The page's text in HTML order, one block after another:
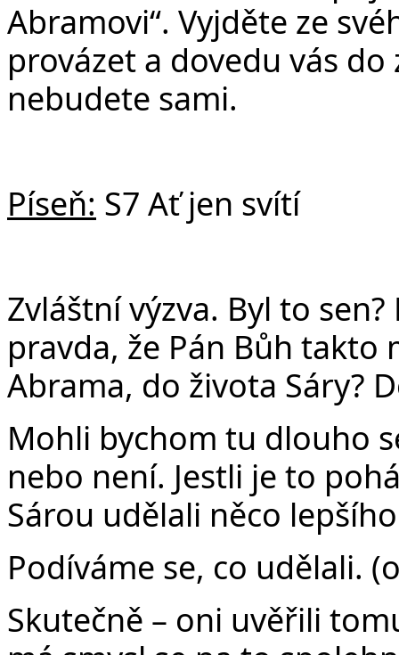
Abramovi“. Vyjděte ze
provázet a dovedu vás
nebudete sami.
Píseň: S7 Ať jen svítí
Zvláštní výzva. Byl to
pravda, že Pán Bůh
Abrama, do života Sáry?
Mohli bychom tu dlouho
nebo není. Jestli je to
Sárou udělali něco
Podíváme se, co udělali.
Skutečně – oni uvěřili